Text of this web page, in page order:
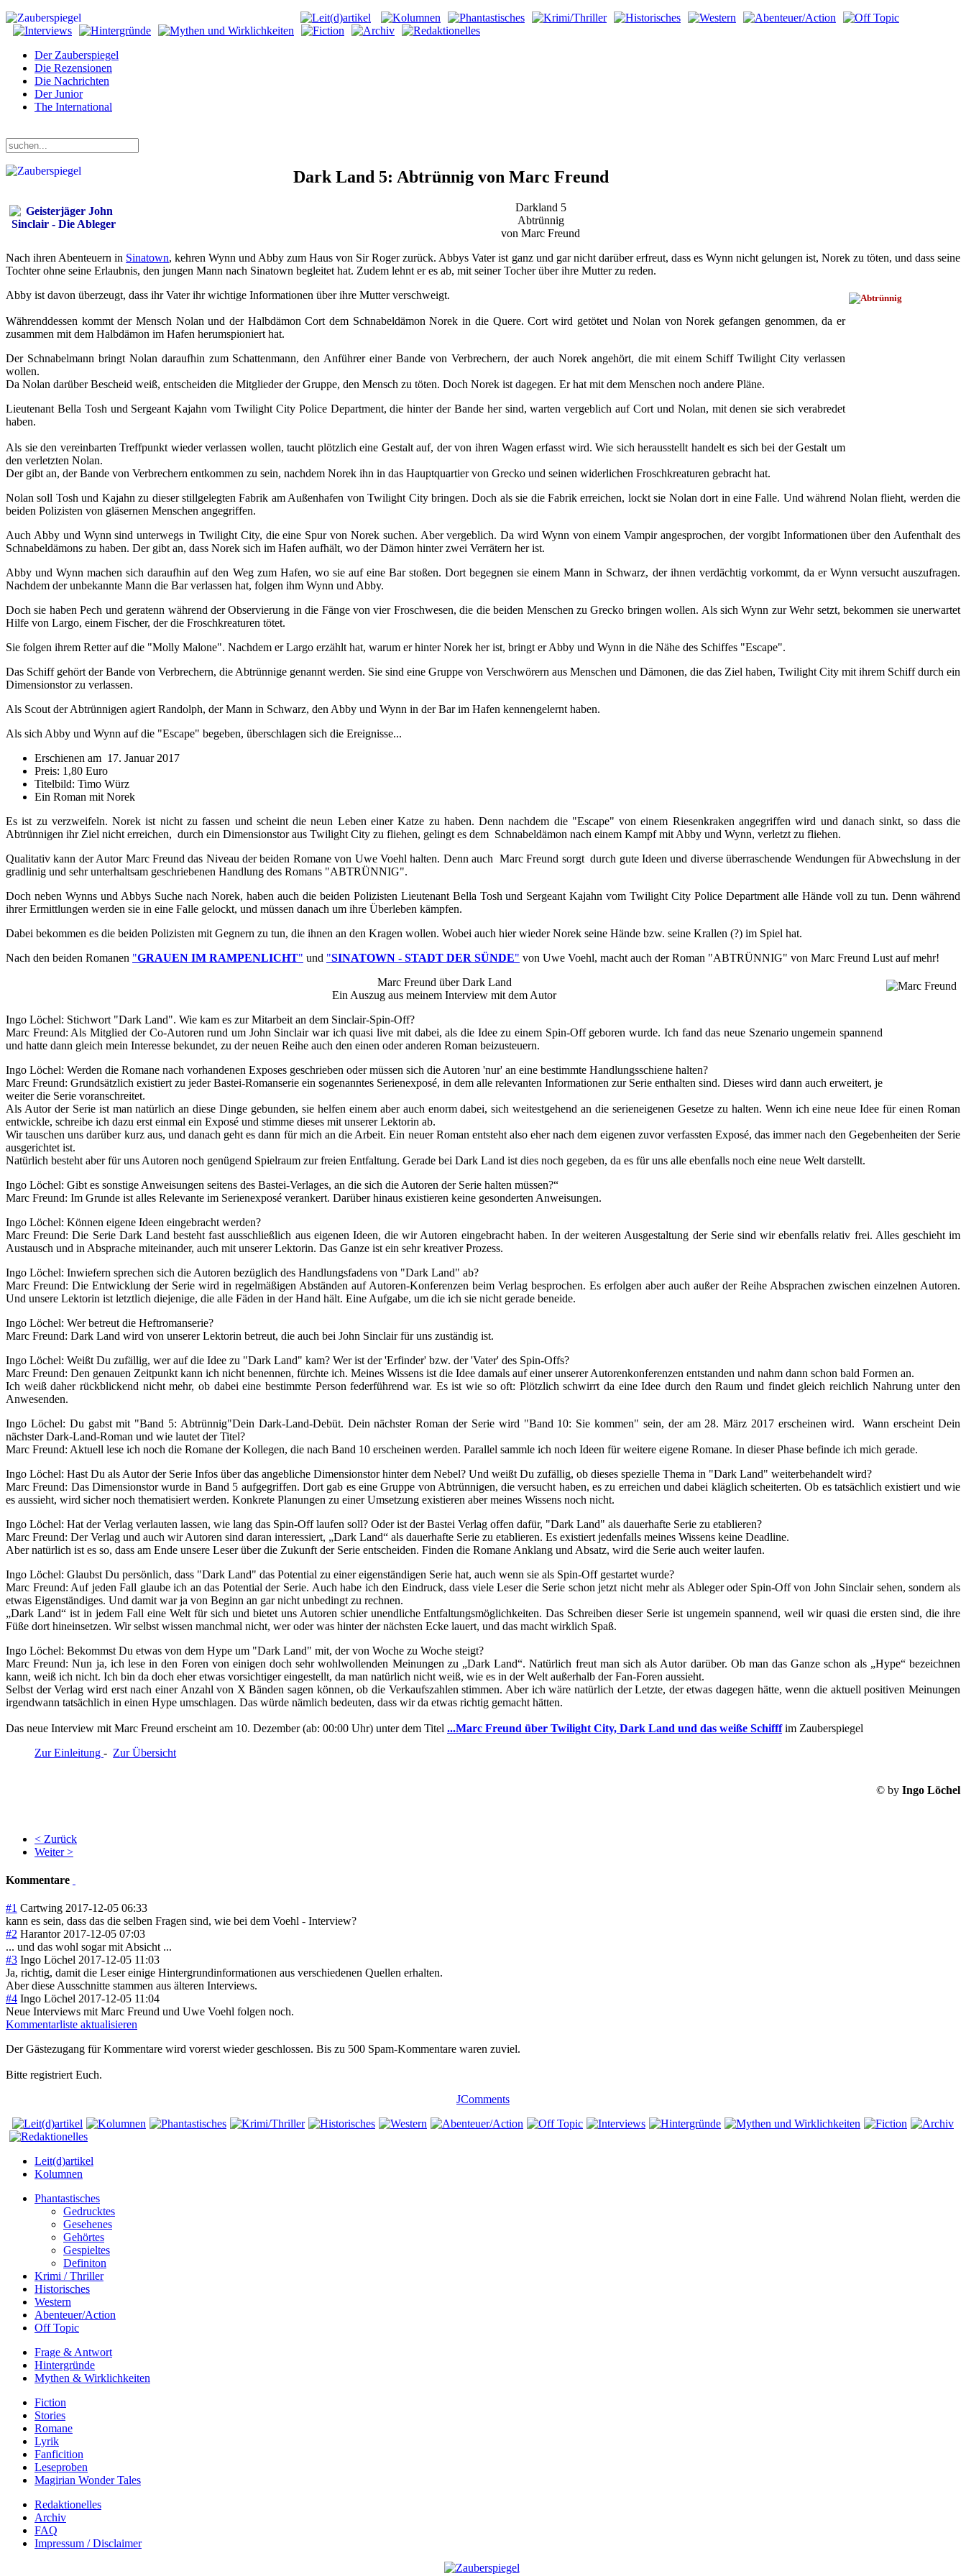
Der Zauberspiegel
Die Rezensionen
Die Nachrichten
Der Junior
The International
Dark Land 5: Abtrünnig von Marc Freund
Darkland 5
Abtrünnig
von Marc Freund
Nach ihren Abenteuern in Sinatown, kehren Wynn und Abby zum Haus von Sir Roger zurück. Abbys Vater ist ganz und gar nicht darüber erfreut, dass es Wynn nicht gelungen ist, Norek zu töten, und dass seine
Tochter ohne seine Erlaubnis, den jungen Mann nach Sinatown begleitet hat. Zudem lehnt er es ab, mit seiner Tocher über ihre Mutter zu reden.
Abby ist davon überzeugt, dass ihr Vater ihr wichtige Informationen über ihre Mutter verschweigt.
Währenddessen kommt der Mensch Nolan und der Halbdämon Cort dem Schnabeldämon Norek in die Quere. Cort wird getötet und Nolan von Norek gefangen genommen, da er
zusammen mit dem Halbdämon im Hafen herumspioniert hat.
Der Schnabelmann bringt Nolan daraufhin zum Schattenmann, den Anführer einer Bande von Verbrechern, der auch Norek angehört, die mit einem Schiff Twilight City verlassen
wollen.
Da Nolan darüber Bescheid weiß, entscheiden die Mitglieder der Gruppe, den Mensch zu töten. Doch Norek ist dagegen. Er hat mit dem Menschen noch andere Pläne.
Lieutenant Bella Tosh und Sergeant Kajahn vom Twilight City Police Department, die hinter der Bande her sind, warten vergeblich auf Cort und Nolan, mit denen sie sich verabredet
haben.
Als sie den vereinbarten Treffpunkt wieder verlassen wollen, taucht plötzlich eine Gestalt auf, der von ihren Wagen erfasst wird. Wie sich herausstellt handelt es sich bei der Gestalt um
den verletzten Nolan.
Der gibt an, der Bande von Verbrechern entkommen zu sein, nachdem Norek ihn in das Hauptquartier von Grecko und seinen widerlichen Froschkreaturen gebracht hat.
Nolan soll Tosh und Kajahn zu dieser stillgelegten Fabrik am Außenhafen von Twilight City bringen. Doch als sie die Fabrik erreichen, lockt sie Nolan dort in eine Falle. Und während Nolan flieht, werden die
beiden Polizisten von gläsernen Menschen angegriffen.
Auch Abby und Wynn sind unterwegs in Twilight City, die eine Spur von Norek suchen. Aber vergeblich. Da wird Wynn von einem Vampir angesprochen, der vorgibt Informationen über den Aufenthalt des
Schnabeldämons zu haben. Der gibt an, dass Norek sich im Hafen aufhält, wo der Dämon hinter zwei Verrätern her ist.
Abby und Wynn machen sich daraufhin auf den Weg zum Hafen, wo sie auf eine Bar stoßen. Dort begegnen sie einem Mann in Schwarz, der ihnen verdächtig vorkommt, da er Wynn versucht auszufragen.
Nachdem der unbekannte Mann die Bar verlassen hat, folgen ihm Wynn und Abby.
Doch sie haben Pech und geratenn während der Observierung in die Fänge von vier Froschwesen, die die beiden Menschen zu Grecko bringen wollen. Als sich Wynn zur Wehr setzt, bekommen sie unerwartet
Hilfe von Largo, einem Fischer, der die Froschkreaturen tötet.
Sie folgen ihrem Retter auf die "Molly Malone". Nachdem er Largo erzählt hat, warum er hinter Norek her ist, bringt er Abby und Wynn in die Nähe des Schiffes "Escape".
Das Schiff gehört der Bande von Verbrechern, die Abtrünnige genannt werden. Sie sind eine Gruppe von Verschwörern aus Menschen und Dämonen, die das Ziel haben, Twilight City mit ihrem Schiff durch ein
Dimensionstor zu verlassen.
Als Scout der Abtrünnigen agiert Randolph, der Mann in Schwarz, den Abby und Wynn in der Bar im Hafen kennengelernt haben.
Als sich Abby und Wynn auf die "Escape" begeben, überschlagen sich die Ereignisse...
Erschienen am 17. Januar 2017
Preis: 1,80 Euro
Titelbild: Timo Würz
Ein Roman mit Norek
Es ist zu verzweifeln. Norek ist nicht zu fassen und scheint die neun Leben einer Katze zu haben. Denn nachdem die "Escape" von einem Riesenkraken angegriffen wird und danach sinkt, so dass die
Abtrünnigen ihr Ziel nicht erreichen, durch ein Dimensionstor aus Twilight City zu fliehen, gelingt es dem Schnabeldämon nach einem Kampf mit Abby und Wynn, verletzt zu fliehen.
Qualitativ kann der Autor Marc Freund das Niveau der beiden Romane von Uwe Voehl halten. Denn auch Marc Freund sorgt durch gute Ideen und diverse überraschende Wendungen für Abwechslung in der
gradlinig und sehr unterhaltsam geschriebenen Handlung des Romans "ABTRÜNNIG".
Doch neben Wynns und Abbys Suche nach Norek, haben auch die beiden Polizisten Lieutenant Bella Tosh und Sergeant Kajahn vom Twilight City Police Department alle Hände voll zu tun. Denn während
ihrer Ermittlungen werden sie in eine Falle gelockt, und müssen danach um ihre Überleben kämpfen.
Dabei bekommen es die beiden Polizisten mit Gegnern zu tun, die ihnen an den Kragen wollen. Wobei auch hier wieder Norek seine Hände bzw. seine Krallen (?) im Spiel hat.
Nach den beiden Romanen "GRAUEN IM RAMPENLICHT" und "SINATOWN - STADT DER SÜNDE" von Uwe Voehl, macht auch der Roman "ABTRÜNNIG" von Marc Freund Lust auf mehr!
Marc Freund über Dark Land
Ein Auszug aus meinem Interview mit dem Autor
Ingo Löchel: Stichwort "Dark Land". Wie kam es zur Mitarbeit an dem Sinclair-Spin-Off?
Marc Freund: Als Mitglied der Co-Autoren rund um John Sinclair war ich quasi live mit dabei, als die Idee zu einem Spin-Off geboren wurde. Ich fand das neue Szenario ungemein spannend
und hatte dann gleich mein Interesse bekundet, zu der neuen Reihe auch den einen oder anderen Roman beizusteuern.
Ingo Löchel: Werden die Romane nach vorhandenen Exposes geschrieben oder müssen sich die Autoren 'nur' an eine bestimmte Handlungsschiene halten?
Marc Freund: Grundsätzlich existiert zu jeder Bastei-Romanserie ein sogenanntes Serienexposé, in dem alle relevanten Informationen zur Serie enthalten sind. Dieses wird dann auch erweitert, je
weiter die Serie voranschreitet.
Als Autor der Serie ist man natürlich an diese Dinge gebunden, sie helfen einem aber auch enorm dabei, sich weitestgehend an die serieneigenen Gesetze zu halten. Wenn ich eine neue Idee für einen Roman
entwickle, schreibe ich dazu erst einmal ein Exposé und stimme dieses mit unserer Lektorin ab.
Wir tauschen uns darüber kurz aus, und danach geht es dann für mich an die Arbeit. Ein neuer Roman entsteht also eher nach dem eigenen zuvor verfassten Exposé, das immer nach den Gegebenheiten der Serie
ausgerichtet ist.
Natürlich besteht aber für uns Autoren noch genügend Spielraum zur freien Entfaltung. Gerade bei Dark Land ist dies noch gegeben, da es für uns alle ebenfalls noch eine neue Welt darstellt.
Ingo Löchel: Gibt es sonstige Anweisungen seitens des Bastei-Verlages, an die sich die Autoren der Serie halten müssen?“
Marc Freund: Im Grunde ist alles Relevante im Serienexposé verankert. Darüber hinaus existieren keine gesonderten Anweisungen.
Ingo Löchel: Können eigene Ideen eingebracht werden?
Marc Freund: Die Serie Dark Land besteht fast ausschließlich aus eigenen Ideen, die wir Autoren eingebracht haben. In der weiteren Ausgestaltung der Serie sind wir ebenfalls relativ frei. Alles geschieht im
Austausch und in Absprache miteinander, auch mit unserer Lektorin. Das Ganze ist ein sehr kreativer Prozess.
Ingo Löchel: Inwiefern sprechen sich die Autoren bezüglich des Handlungsfadens von "Dark Land" ab?
Marc Freund: Die Entwicklung der Serie wird in regelmäßigen Abständen auf Autoren-Konferenzen beim Verlag besprochen. Es erfolgen aber auch außer der Reihe Absprachen zwischen einzelnen Autoren.
Und unsere Lektorin ist letztlich diejenige, die alle Fäden in der Hand hält. Eine Aufgabe, um die ich sie nicht gerade beneide.
Ingo Löchel: Wer betreut die Heftromanserie?
Marc Freund: Dark Land wird von unserer Lektorin betreut, die auch bei John Sinclair für uns zuständig ist.
Ingo Löchel: Weißt Du zufällig, wer auf die Idee zu "Dark Land" kam? Wer ist der 'Erfinder' bzw. der 'Vater' des Spin-Offs?
Marc Freund: Den genauen Zeitpunkt kann ich nicht benennen, fürchte ich. Meines Wissens ist die Idee damals auf einer unserer Autorenkonferenzen entstanden und nahm dann schon bald Formen an.
Ich weiß daher rückblickend nicht mehr, ob dabei eine bestimmte Person federführend war. Es ist wie so oft: Plötzlich schwirrt da eine Idee durch den Raum und findet gleich reichlich Nahrung unter den
Anwesenden.
Ingo Löchel: Du gabst mit "Band 5: Abtrünnig"Dein Dark-Land-Debüt. Dein nächster Roman der Serie wird "Band 10: Sie kommen" sein, der am 28. März 2017 erscheinen wird. Wann erscheint Dein
nächster Dark-Land-Roman und wie lautet der Titel?
Marc Freund: Aktuell lese ich noch die Romane der Kollegen, die nach Band 10 erscheinen werden. Parallel sammle ich noch Ideen für weitere eigene Romane. In dieser Phase befinde ich mich gerade.
Ingo Löchel: Hast Du als Autor der Serie Infos über das angebliche Dimensionstor hinter dem Nebel? Und weißt Du zufällig, ob dieses spezielle Thema in "Dark Land" weiterbehandelt wird?
Marc Freund: Das Dimensionstor wurde in Band 5 aufgegriffen. Dort gab es eine Gruppe von Abtrünnigen, die versucht haben, es zu erreichen und dabei kläglich scheiterten. Ob es tatsächlich existiert und wie
es aussieht, wird sicher noch thematisiert werden. Konkrete Planungen zu einer Umsetzung existieren aber meines Wissens noch nicht.
Ingo Löchel: Hat der Verlag verlauten lassen, wie lang das Spin-Off laufen soll? Oder ist der Bastei Verlag offen dafür, "Dark Land" als dauerhafte Serie zu etablieren?
Marc Freund: Der Verlag und auch wir Autoren sind daran interessiert, „Dark Land“ als dauerhafte Serie zu etablieren. Es existiert jedenfalls meines Wissens keine Deadline.
Aber natürlich ist es so, dass am Ende unsere Leser über die Zukunft der Serie entscheiden. Finden die Romane Anklang und Absatz, wird die Serie auch weiter laufen.
Ingo Löchel: Glaubst Du persönlich, dass "Dark Land" das Potential zu einer eigenständigen Serie hat, auch wenn sie als Spin-Off gestartet wurde?
Marc Freund: Auf jeden Fall glaube ich an das Potential der Serie. Auch habe ich den Eindruck, dass viele Leser die Serie schon jetzt nicht mehr als Ableger oder Spin-Off von John Sinclair sehen, sondern als
etwas Eigenständiges. Und damit war ja von Beginn an gar nicht unbedingt zu rechnen.
„Dark Land“ ist in jedem Fall eine Welt für sich und bietet uns Autoren schier unendliche Entfaltungsmöglichkeiten. Das Schreiben dieser Serie ist ungemein spannend, weil wir quasi die ersten sind, die ihre
Füße dort hineinsetzen. Wir selbst wissen manchmal nicht, wer oder was hinter der nächsten Ecke lauert, und das macht wirklich Spaß.
Ingo Löchel: Bekommst Du etwas von dem Hype um "Dark Land" mit, der von Woche zu Woche steigt?
Marc Freund: Nun ja, ich lese in den Foren von einigen doch sehr wohlwollenden Meinungen zu „Dark Land“. Natürlich freut man sich als Autor darüber. Ob man das Ganze schon als „Hype“ bezeichnen
kann, weiß ich nicht. Ich bin da doch eher etwas vorsichtiger eingestellt, da man natürlich nicht weiß, wie es in der Welt außerhalb der Fan-Foren aussieht.
Selbst der Verlag wird erst nach einer Anzahl von X Bänden sagen können, ob die Verkaufszahlen stimmen. Aber ich wäre natürlich der Letzte, der etwas dagegen hätte, wenn die aktuell positiven Meinungen
irgendwann tatsächlich in einen Hype umschlagen. Das würde nämlich bedeuten, dass wir da etwas richtig gemacht hätten.
Das neue Interview mit Marc Freund erscheint am 10. Dezember (ab: 00:00 Uhr) unter dem Titel ...Marc Freund über Twilight City, Dark Land und das weiße Schifffim Zauberspiegel
Zur Einleitung - Zur Übersicht
© by Ingo Löchel
< Zurück
Weiter >
Kommentare
#1 Cartwing 2017-12-05 06:33
kann es sein, dass das die selben Fragen sind, wie bei dem Voehl - Interview?
#2 Harantor 2017-12-05 07:03
... und das wohl sogar mit Absicht ...
#3 Ingo Löchel 2017-12-05 11:03
Ja, richtig, damit die Leser einige Hintergrundinformationen aus verschiedenen Quellen erhalten.
Aber diese Ausschnitte stammen aus älteren Interviews.
#4 Ingo Löchel 2017-12-05 11:04
Neue Interviews mit Marc Freund und Uwe Voehl folgen noch.
Kommentarliste aktualisieren
Der Gästezugang für Kommentare wird vorerst wieder geschlossen. Bis zu 500 Spam-Kommentare waren zuviel.
Bitte registriert Euch.
JComments
Leit(d)artikel
Kolumnen
Phantastisches
Gedrucktes
Gesehenes
Gehörtes
Gespieltes
Definiton
Krimi / Thriller
Historisches
Western
Abenteuer/Action
Off Topic
Frage & Antwort
Hintergründe
Mythen & Wirklichkeiten
Fiction
Stories
Romane
Lyrik
Fanficition
Leseproben
Magirian Wonder Tales
Redaktionelles
Archiv
FAQ
Impressum / Disclaimer